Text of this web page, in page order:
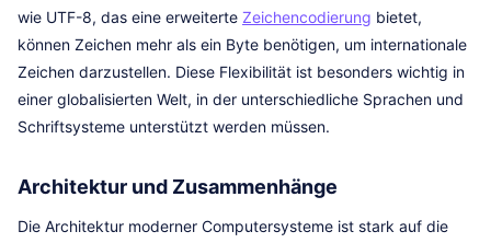
wie UTF-8, das eine erweiterte Zeichencodierung bietet,
können Zeichen mehr als ein Byte benötigen, um internationale
Zeichen darzustellen. Diese Flexibilität ist besonders wichtig in
einer globalisierten Welt, in der unterschiedliche Sprachen und
Schriftsysteme unterstützt werden müssen.
Architektur und Zusammenhänge
Die Architektur moderner Computersysteme ist stark auf die